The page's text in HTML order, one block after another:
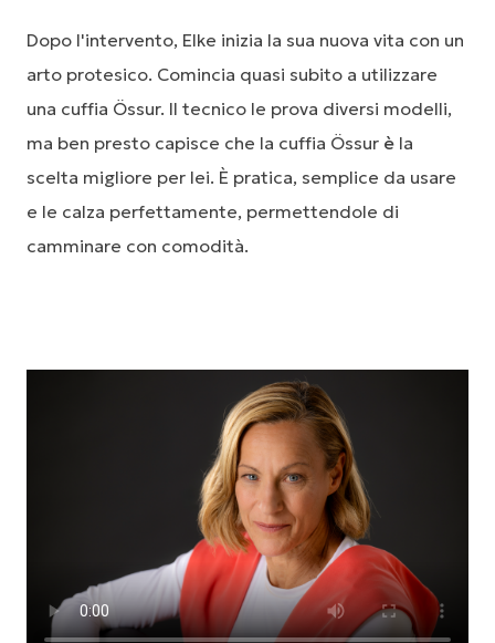
Dopo l'intervento, Elke inizia la sua nuova vita con un
arto protesico. Comincia quasi subito a utilizzare
una cuffia Össur. Il tecnico le prova diversi modelli,
ma ben presto capisce che la cuffia Össur è la
scelta migliore per lei. È pratica, semplice da usare
e le calza perfettamente, permettendole di
camminare con comodità.